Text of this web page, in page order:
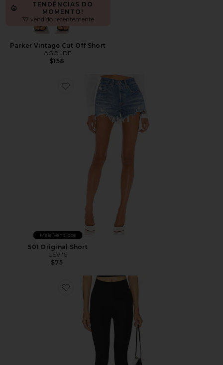
TENDÊNCIAS DO
MOMENTO!
37 vendido recentemente
Parker Vintage Cut Off Short
AGOLDE
$158
Favorite 501 Original Short
Mais Vendidos
501 Original Short
LEVI'S
$75
Favorite Neoprene Capri Legging